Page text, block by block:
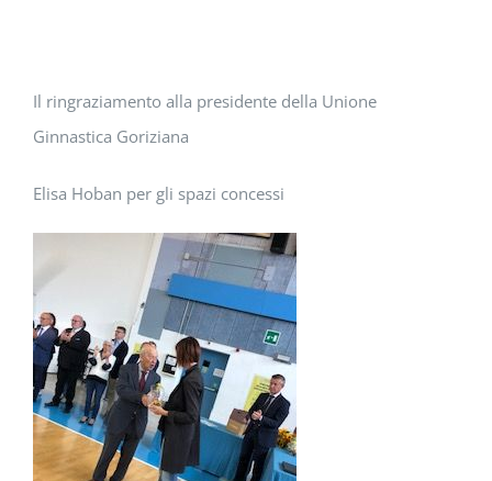
Il ringraziamento alla presidente della Unione
Ginnastica Goriziana
Elisa Hoban per gli spazi concessi